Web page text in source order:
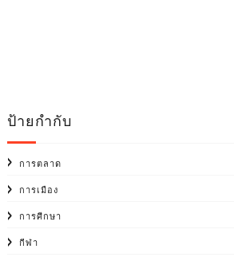
ป้ายกำกับ
การตลาด
การเมือง
การศีกษา
กีฬา